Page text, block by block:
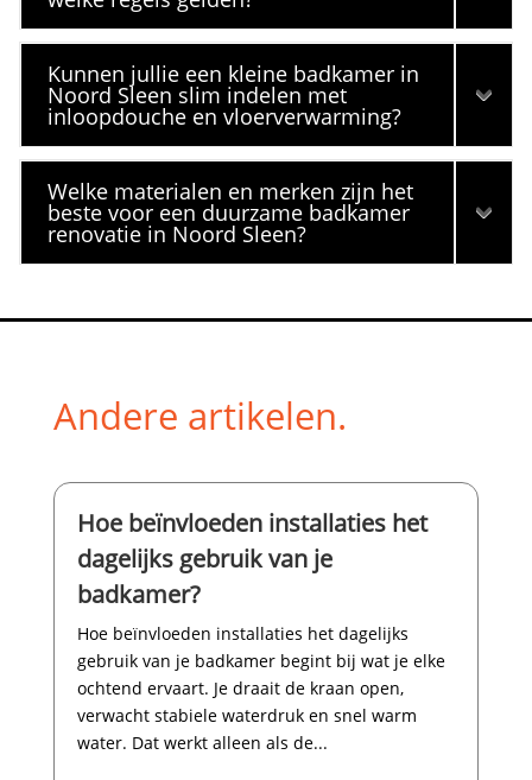
Kunnen jullie een kleine badkamer in
Noord Sleen slim indelen met
inloopdouche en vloerverwarming?
Welke materialen en merken zijn het
beste voor een duurzame badkamer
renovatie in Noord Sleen?
Andere artikelen.
Hoe beïnvloeden installaties het
dagelijks gebruik van je
badkamer?
Hoe beïnvloeden installaties het dagelijks
gebruik van je badkamer begint bij wat je elke
ochtend ervaart.​ Je draait de kraan open,
verwacht stabiele waterdruk en snel warm
water.​ Dat werkt alleen als de...